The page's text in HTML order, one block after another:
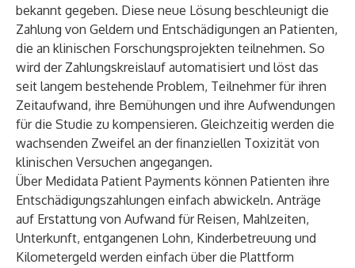
bekannt gegeben. Diese neue Lösung beschleunigt die
Zahlung von Geldern und Entschädigungen an Patienten,
die an klinischen Forschungsprojekten teilnehmen. So
wird der Zahlungskreislauf automatisiert und löst das
seit langem bestehende Problem, Teilnehmer für ihren
Zeitaufwand, ihre Bemühungen und ihre Aufwendungen
für die Studie zu kompensieren. Gleichzeitig werden die
wachsenden Zweifel an der finanziellen Toxizität von
klinischen Versuchen angegangen.
Über Medidata Patient Payments können Patienten ihre
Entschädigungszahlungen einfach abwickeln. Anträge
auf Erstattung von Aufwand für Reisen, Mahlzeiten,
Unterkunft, entgangenen Lohn, Kinderbetreuung und
Kilometergeld werden einfach über die Plattform